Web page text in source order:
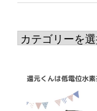
カ
ー